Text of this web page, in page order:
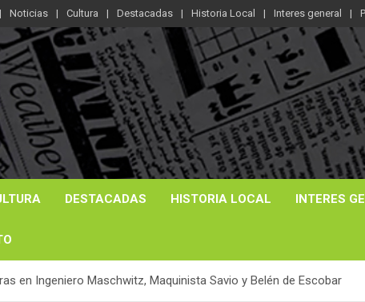
Noticias Cultura Destacadas Historia Local Interes general
DESTACADAS HISTORIA LOCAL INTERES
en Ingeniero Maschwitz, Maquinista Savio y Belén de Escobar